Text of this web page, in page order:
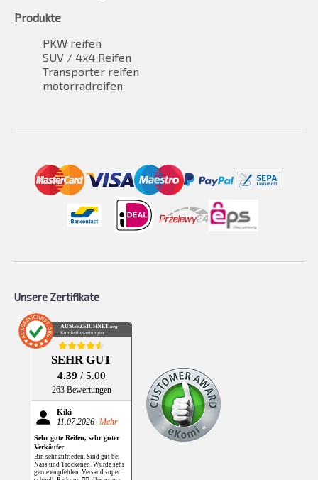
Produkte
PKW reifen
SUV / 4x4 Reifen
Transporter reifen
motorradreifen
Unsere Zertifikate
AUSGEZEICHNET .org
Kundenbewertungen
SEHR GUT
4.39 / 5.00
263 Bewertungen
Kiki
11.07.2026 Mehr
Sehr gute Reifen, sehr guter
Verkäufer
Bin sehr zufrieden. Sind gut bei
Nass und Trockenen. Wurde sehr
gerne empfehlen. Versand super